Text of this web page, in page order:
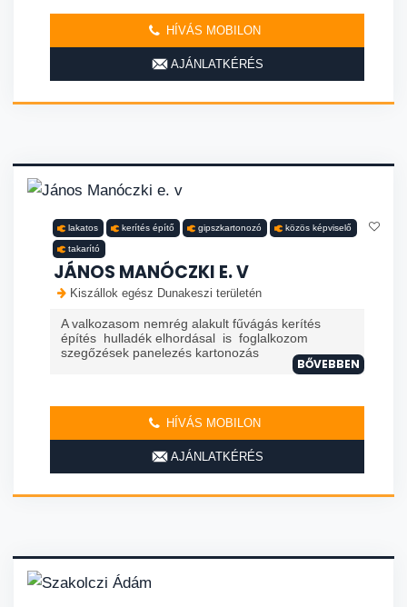
HÍVÁS MOBILON
AJÁNLATKÉRÉS
lakatos kerítés építő gipszkartonozó közös képviselő
takarító
JÁNOS MANÓCZKI E. V
Kiszállok egész Dunakeszi területén
A valkozasom nemrég alakult fűvágás kerítés
építés hulladék elhordásal is foglalkozom
szegőzések panelezés kartonozás
BŐVEBBEN
HÍVÁS MOBILON
AJÁNLATKÉRÉS